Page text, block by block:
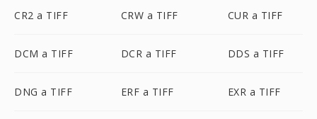
CR2 a TIFF CRW a TIFF CUR a TIFF
DCM a TIFF DCR a TIFF DDS a TIFF
DNG a TIFF ERF a TIFF EXR a TIFF